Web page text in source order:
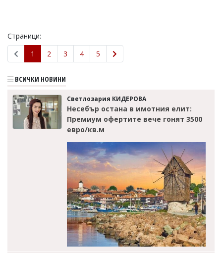
Страници:
1
2 3 4 5
ВСИЧКИ НОВИНИ
Светлозария КИДЕРОВА
Несебър остана в имотния елит:
Премиум офертите вече гонят 3500
евро/кв.м